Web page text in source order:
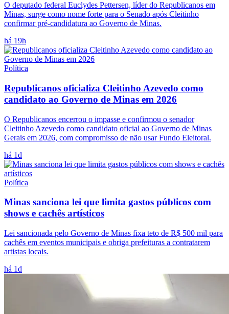
O deputado federal Euclydes Pettersen, líder do Republicanos em
Minas, surge como nome forte para o Senado após Cleitinho
confirmar pré-candidatura ao Governo de Minas.
há 19h
Política
Republicanos oficializa Cleitinho Azevedo como
candidato ao Governo de Minas em 2026
O Republicanos encerrou o impasse e confirmou o senador
Cleitinho Azevedo como candidato oficial ao Governo de Minas
Gerais em 2026, com compromisso de não usar Fundo Eleitoral.
há 1d
Política
Minas sanciona lei que limita gastos públicos com
shows e cachês artísticos
Lei sancionada pelo Governo de Minas fixa teto de R$ 500 mil para
cachês em eventos municipais e obriga prefeituras a contratarem
artistas locais.
há 1d